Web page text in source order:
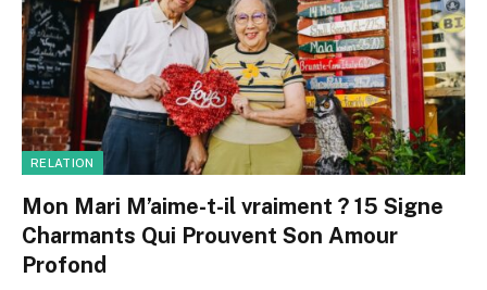
RELATION
Mon Mari M’aime-t-il vraiment ? 15 Signe
Charmants Qui Prouvent Son Amour
Profond